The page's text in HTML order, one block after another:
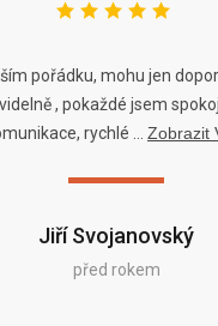
Jiří Svojanovský
před rokem
pořádku, mohu jen
, pokaždé jsem
rychlé ...
Zobrazit